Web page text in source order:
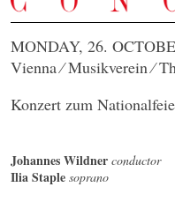
MONDAY, 26.
Vienna ⁄ Musikverein ⁄
Konzert zum
Johannes Wildner conductor
Ilia Staple soprano